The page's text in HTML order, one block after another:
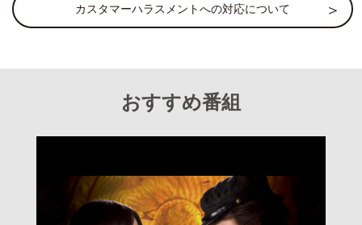
カスタマーハラスメントへの対応について
おすすめ番組